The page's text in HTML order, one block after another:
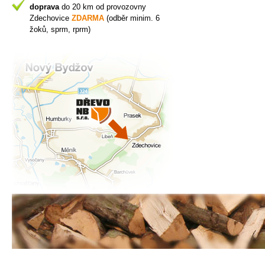
dopravado 20 km od provozovny
Zdechovice ZDARMA (odběr minim. 6
žoků, sprm, rprm)